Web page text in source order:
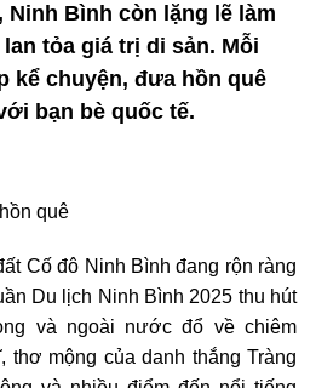
Ninh Bình còn lặng lẽ làm
tỏa giá trị di sản. Mỗi
kể chuyện, đưa hồn quê
bạn bè quốc tế.
quê
Cố đô Ninh Bình đang rộn ràng
Du lịch Ninh Bình 2025 thu hút
và ngoài nước đổ về chiêm
thơ mộng của danh thắng Tràng